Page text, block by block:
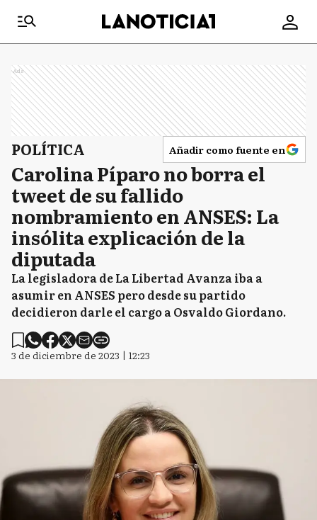
Ads
POLÍTICA Añadir como fuente en
Carolina Píparo no borra el
tweet de su fallido
nombramiento en ANSES: La
insólita explicación de la
diputada
La legisladora de La Libertad Avanza iba a
asumir en ANSES pero desde su partido
decidieron darle el cargo a Osvaldo Giordano.
3 de diciembre de 2023 | 12:23